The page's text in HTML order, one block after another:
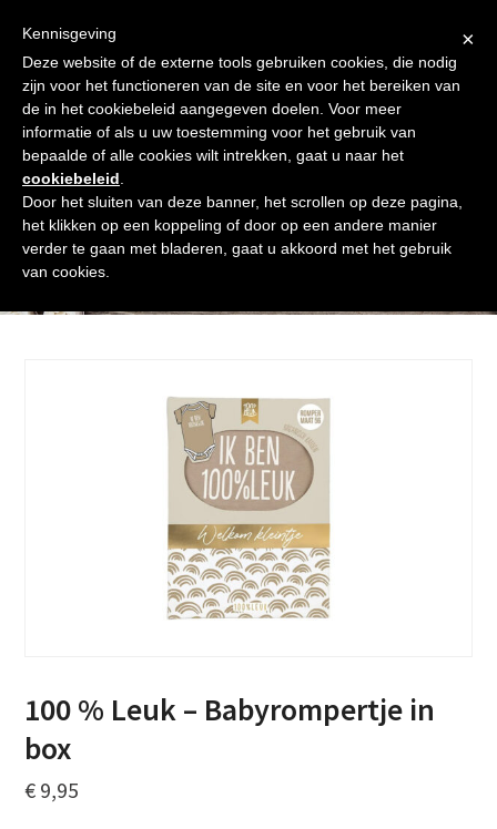
content
Afrekenen
Winkelmand Shop
Open
mobile
menu
Close
mobile
menu
Shop
100 % Leuk – Babyrompertje in
box
€ 9,95
×
Kennisgeving
Deze website of de externe tools gebruiken cookies, die nodig
zijn voor het functioneren van de site en voor het bereiken van
de in het cookiebeleid aangegeven doelen. Voor meer
informatie of als u uw toestemming voor het gebruik van
bepaalde of alle cookies wilt intrekken, gaat u naar het
cookiebeleid
Door het sluiten van deze banner, het scrollen op deze pagina,
het klikken op een koppeling of door op een andere manier
verder te gaan met bladeren, gaat u akkoord met het gebruik
van cookies.